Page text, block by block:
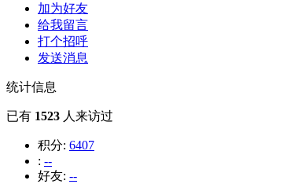
加为好友
给我留言
打个招呼
发送消息
统计信息
已有 1523 人来访过
积分: 6407
: --
好友: --